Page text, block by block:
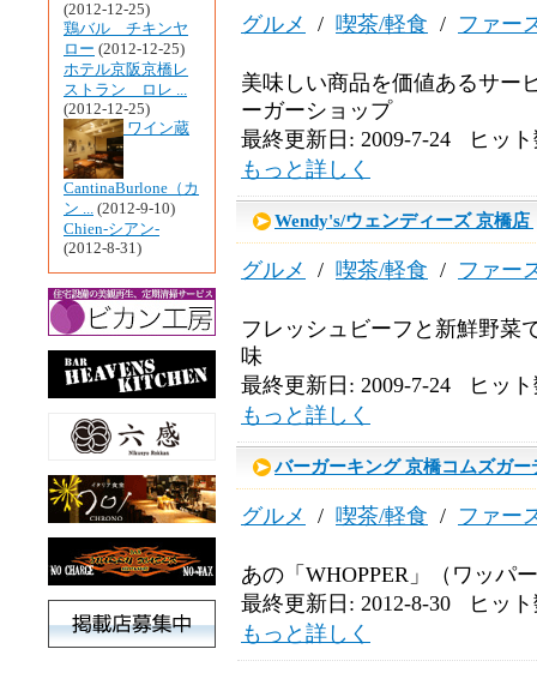
(2012-12-25)
鶏バル チキンヤ
ロー (2012-12-25)
ホテル京阪京橋レ
ストラン ロレ ...
(2012-12-25)
ワイン蔵
CantinaBurlone（カ
ン ... (2012-9-10)
Chien-シアン-
(2012-8-31)
グルメ / 喫茶/軽食 / ファー
美味しい商品を価値あるサー
ーガーショップ
最終更新日: 2009-7-24 ヒッ
もっと詳しく
Wendy's/ウェンディーズ 京橋店
グルメ / 喫茶/軽食 / ファー
フレッシュビーフと新鮮野菜
味
最終更新日: 2009-7-24 ヒッ
もっと詳しく
バーガーキング 京橋コムズガー
グルメ / 喫茶/軽食 / ファー
あの「WHOPPER」（ワッパ
最終更新日: 2012-8-30 ヒッ
もっと詳しく